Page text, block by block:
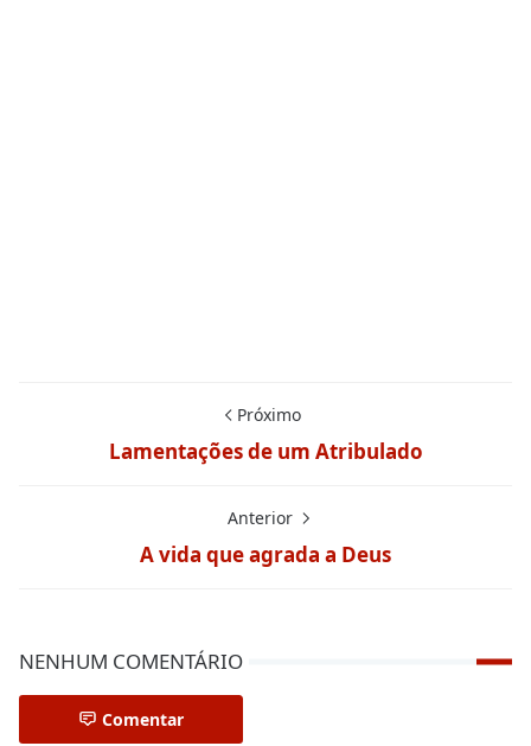
Próximo
Lamentações de um Atribulado
Anterior
A vida que agrada a Deus
NENHUM COMENTÁRIO
Comentar